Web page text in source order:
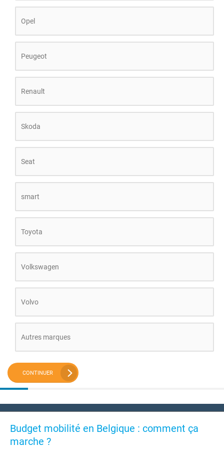
Opel
Peugeot
Renault
Skoda
Seat
smart
Toyota
Volkswagen
Volvo
Autres marques
CONTINUER
Budget mobilité en Belgique : comment ça
marche ?